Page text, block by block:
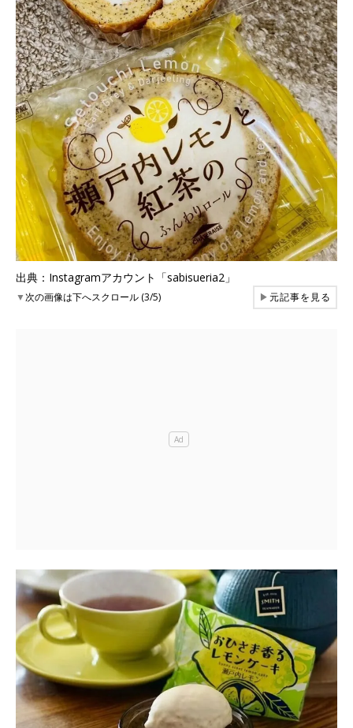
出典：Instagramアカウント「sabisueria2」
▼次の画像は下へスクロール (3/5) ▶元記事を見る